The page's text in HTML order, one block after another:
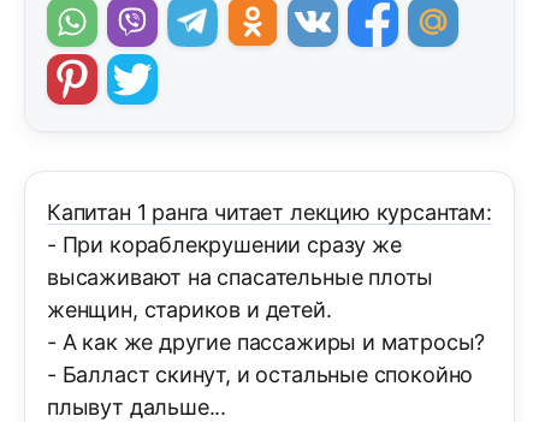
Капитан 1 ранга читает лекцию курсантам:
- При кораблекрушении сразу же
высаживают на спасательные плоты
женщин, стариков и детей.
- А как же другие пассажиры и матросы?
- Балласт скинут, и остальные спокойно
плывут дальше...